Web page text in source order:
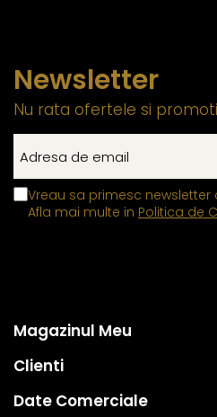
Newsletter
Nu rata ofertele si
Vreau sa primesc
Afla mai multe in Politica de
Magazinul Meu
Clienti
Date Comerciale